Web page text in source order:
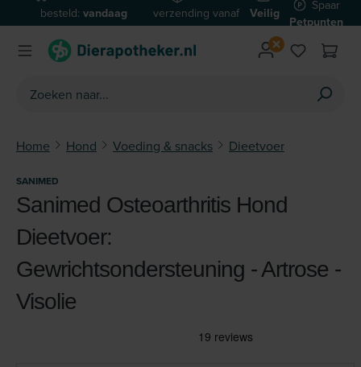
Ga naar de hoofdinhoud
besteld: vandaag
verzonden*
verzending vanaf
€59
Veilig
betalen
Spaar
Petpunten
Home Hond Voeding & snacks Dieetvoer
SANIMED
Sanimed Osteoarthritis Hond
Dieetvoer:
Gewrichtsondersteuning - Artrose -
Visolie